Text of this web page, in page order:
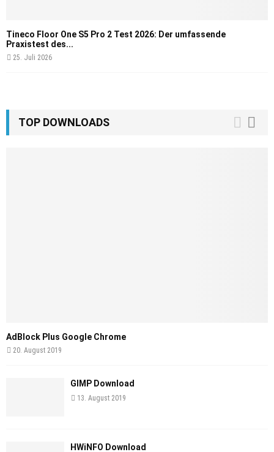
Tineco Floor One S5 Pro 2 Test 2026: Der umfassende
Praxistest des...
25. Juli 2026
TOP DOWNLOADS
AdBlock Plus Google Chrome
20. August 2019
GIMP Download
13. August 2019
HWiNFO Download